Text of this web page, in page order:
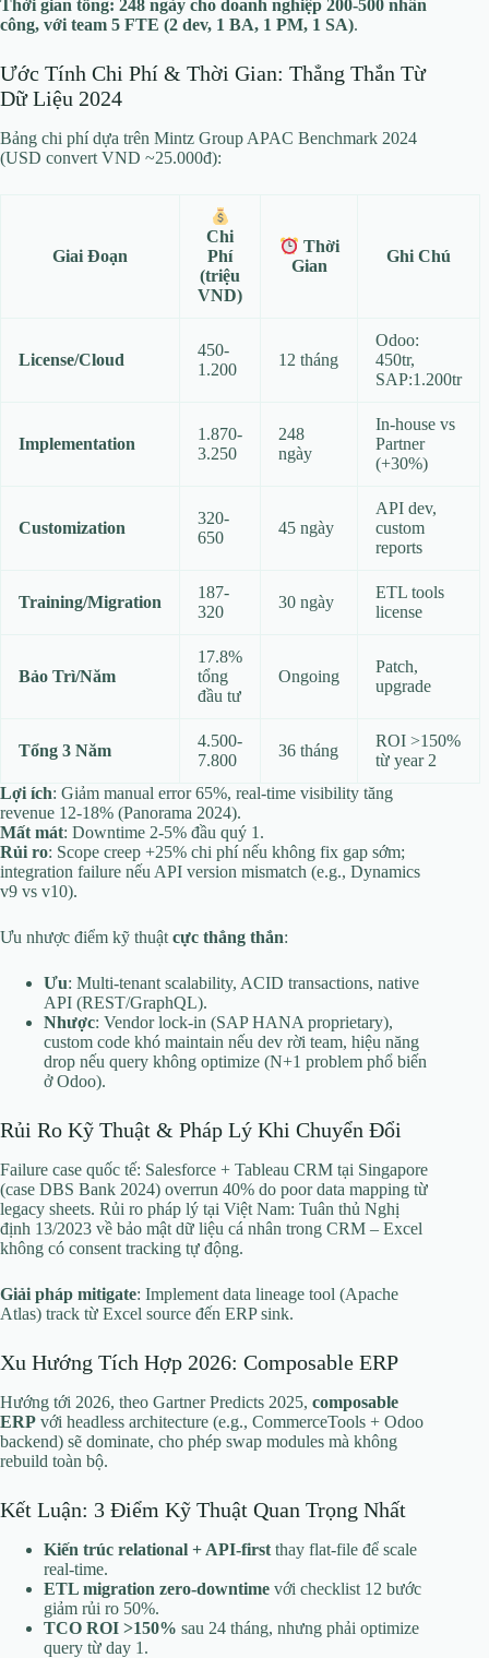
Thời gian tổng: 248 ngày cho doanh nghiệp 200-500 nhân
công, với team 5 FTE (2 dev, 1 BA, 1 PM, 1 SA).
Ước Tính Chi Phí & Thời Gian: Thẳng Thắn Từ
Dữ Liệu 2024
Bảng chi phí dựa trên Mintz Group APAC Benchmark 2024
(USD convert VND ~25.000đ):
Giai Đoạn
Chi
Phí
(triệu
VND)
Thời
Gian
Ghi Chú
License/Cloud
450-
1.200
12 tháng
Odoo:
450tr,
SAP:1.200tr
Implementation
1.870-
3.250
248
ngày
In-house vs
Partner
(+30%)
Customization
320-
650
45 ngày
API dev,
custom
reports
Training/Migration
187-
320
30 ngày
ETL tools
license
Bảo Trì/Năm
17.8%
tổng
đầu tư
Ongoing
Patch,
upgrade
Tổng 3 Năm
4.500-
7.800
36 tháng
ROI >150%
từ year 2
Lợi ích: Giảm manual error 65%, real-time visibility tăng
revenue 12-18% (Panorama 2024).
Mất mát: Downtime 2-5% đầu quý 1.
Rủi ro: Scope creep +25% chi phí nếu không fix gap sớm;
integration failure nếu API version mismatch (e.g., Dynamics
v9 vs v10).
Ưu nhược điểm kỹ thuật cực thẳng thắn:
Ưu: Multi-tenant scalability, ACID transactions, native
API (REST/GraphQL).
Nhược: Vendor lock-in (SAP HANA proprietary),
custom code khó maintain nếu dev rời team, hiệu năng
drop nếu query không optimize (N+1 problem phổ biến
ở Odoo).
Rủi Ro Kỹ Thuật & Pháp Lý Khi Chuyển Đổi
Failure case quốc tế: Salesforce + Tableau CRM tại Singapore
(case DBS Bank 2024) overrun 40% do poor data mapping từ
legacy sheets. Rủi ro pháp lý tại Việt Nam: Tuân thủ Nghị
định 13/2023 về bảo mật dữ liệu cá nhân trong CRM – Excel
không có consent tracking tự động.
Giải pháp mitigate: Implement data lineage tool (Apache
Atlas) track từ Excel source đến ERP sink.
Xu Hướng Tích Hợp 2026: Composable ERP
Hướng tới 2026, theo Gartner Predicts 2025, composable
ERP với headless architecture (e.g., CommerceTools + Odoo
backend) sẽ dominate, cho phép swap modules mà không
rebuild toàn bộ.
Kết Luận: 3 Điểm Kỹ Thuật Quan Trọng Nhất
Kiến trúc relational + API-first thay flat-file để scale
real-time.
ETL migration zero-downtime với checklist 12 bước
giảm rủi ro 50%.
TCO ROI >150% sau 24 tháng, nhưng phải optimize
query từ day 1.